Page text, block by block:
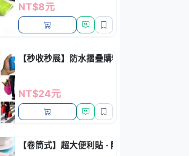
NT$8元
【秒收秒展】防水摺疊購物袋 - 環保大容量
NT$24元
【卷筒式】超大便利貼 - 隨意撕取留言神器